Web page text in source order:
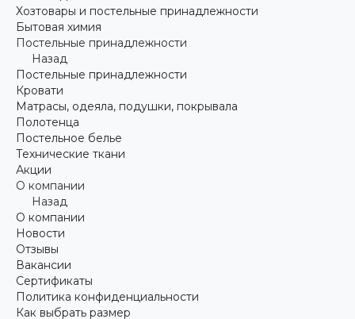
Хозтовары и постельные принадлежности
Бытовая химия
Постельные принадлежности
Назад
Постельные принадлежности
Кровати
Матрасы, одеяла, подушки, покрывала
Полотенца
Постельное белье
Технические ткани
Акции
О компании
Назад
О компании
Новости
Отзывы
Вакансии
Сертификаты
Политика конфиденциальности
Как выбрать размер